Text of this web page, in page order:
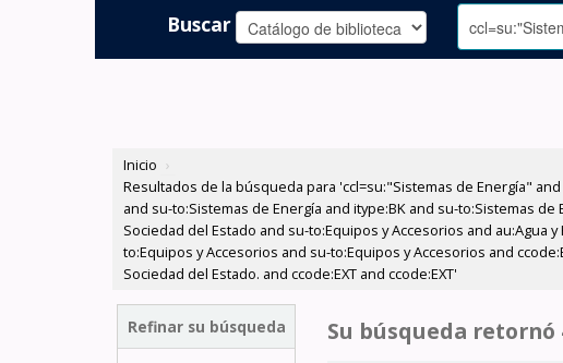
Buscar
Inicio ›
Resultados de la búsqueda para 'ccl=su:"Sistemas de Energía"
and su-to:Sistemas de Energía and itype:BK and su-to:Sistemas de
Sociedad del Estado and su-to:Equipos y Accesorios and au:Agua
to:Equipos y Accesorios and su-to:Equipos y Accesorios and
Sociedad del Estado. and ccode:EXT and ccode:EXT'
Refinar su búsqueda Su búsqueda retornó